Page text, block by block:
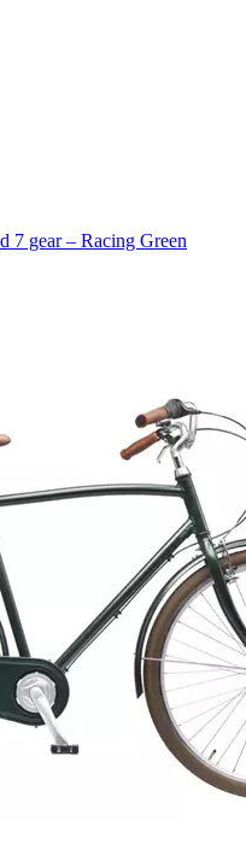
7 gear – Racing Green